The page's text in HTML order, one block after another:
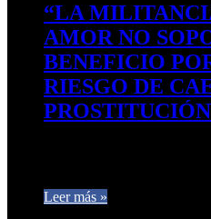
“LA
AMOR NO
BENEFICIO
RIESGO DE
Leer más »